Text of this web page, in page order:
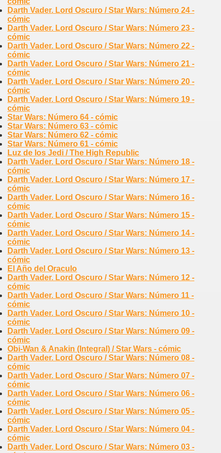
Darth Vader. Lord Oscuro / Star Wars: Número 24 -
cómic
Darth Vader. Lord Oscuro / Star Wars: Número 23 -
cómic
Darth Vader. Lord Oscuro / Star Wars: Número 22 -
cómic
Darth Vader. Lord Oscuro / Star Wars: Número 21 -
cómic
Darth Vader. Lord Oscuro / Star Wars: Número 20 -
cómic
Darth Vader. Lord Oscuro / Star Wars: Número 19 -
cómic
Star Wars: Número 64 - cómic
Star Wars: Número 63 - cómic
Star Wars: Número 62 - cómic
Star Wars: Número 61 - cómic
Luz de los Jedi / The High Republic
Darth Vader. Lord Oscuro / Star Wars: Número 18 -
cómic
Darth Vader. Lord Oscuro / Star Wars: Número 17 -
cómic
Darth Vader. Lord Oscuro / Star Wars: Número 16 -
cómic
Darth Vader. Lord Oscuro / Star Wars: Número 15 -
cómic
Darth Vader. Lord Oscuro / Star Wars: Número 14 -
cómic
Darth Vader. Lord Oscuro / Star Wars: Número 13 -
cómic
El Año del Oraculo
Darth Vader. Lord Oscuro / Star Wars: Número 12 -
cómic
Darth Vader. Lord Oscuro / Star Wars: Número 11 -
cómic
Darth Vader. Lord Oscuro / Star Wars: Número 10 -
cómic
Darth Vader. Lord Oscuro / Star Wars: Número 09 -
cómic
Obi-Wan & Anakin (Integral) / Star Wars - cómic
Darth Vader. Lord Oscuro / Star Wars: Número 08 -
cómic
Darth Vader. Lord Oscuro / Star Wars: Número 07 -
cómic
Darth Vader. Lord Oscuro / Star Wars: Número 06 -
cómic
Darth Vader. Lord Oscuro / Star Wars: Número 05 -
cómic
Darth Vader. Lord Oscuro / Star Wars: Número 04 -
cómic
Darth Vader. Lord Oscuro / Star Wars: Número 03 -